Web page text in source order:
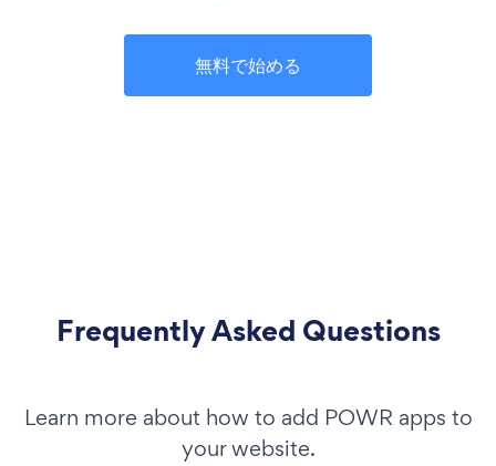
無料で始める
Frequently Asked Questions
Learn more about how to add POWR apps to
your website.